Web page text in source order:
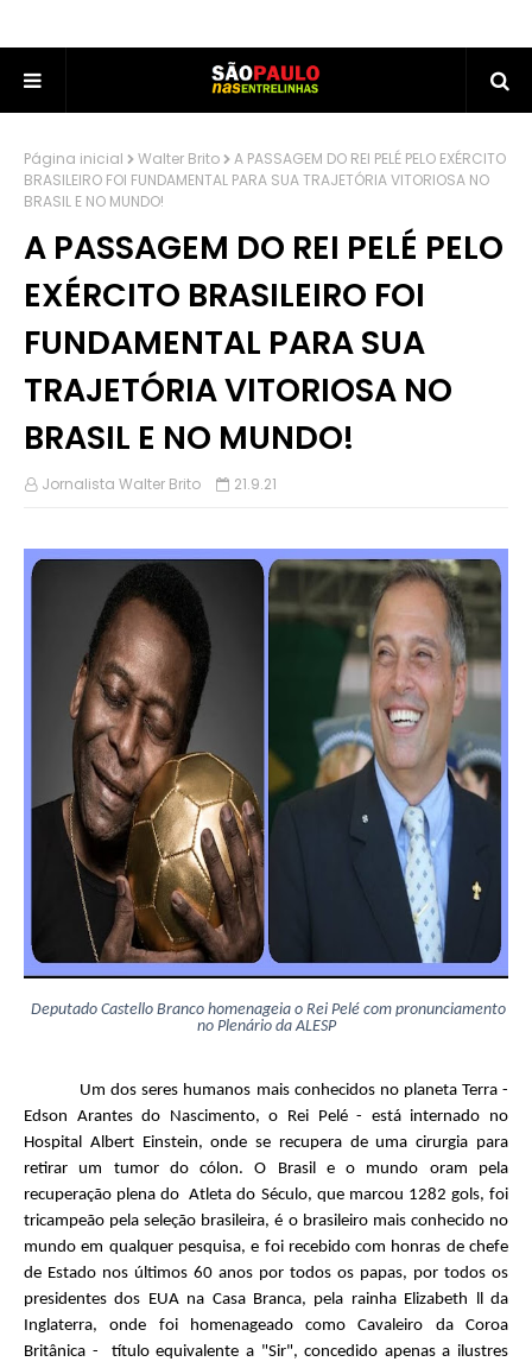
Página inicial Walter Brito
A PASSAGEM DO REI PELÉ PELO EXÉRCITO
BRASILEIRO FOI FUNDAMENTAL PARA SUA TRAJETÓRIA VITORIOSA NO
BRASIL E NO MUNDO!
A PASSAGEM DO REI PELÉ PELO
EXÉRCITO BRASILEIRO FOI
FUNDAMENTAL PARA SUA
TRAJETÓRIA VITORIOSA NO
BRASIL E NO MUNDO!
Jornalista Walter Brito 21.9.21
Deputado Castello Branco homenageia o Rei Pelé com pronunciamento
no Plenário da ALESP
Um dos seres humanos mais conhecidos no planeta Terra -
Edson Arantes do Nascimento, o Rei Pelé - está internado no
Hospital Albert Einstein, onde se recupera de uma cirurgia para
retirar um tumor do cólon. O Brasil e o mundo oram pela
recuperação plena do Atleta do Século, que marcou 1282 gols, foi
tricampeão pela seleção brasileira, é o brasileiro mais conhecido no
mundo em qualquer pesquisa, e foi recebido com honras de chefe
de Estado nos últimos 60 anos por todos os papas, por todos os
presidentes dos EUA na Casa Branca, pela rainha Elizabeth ll da
Inglaterra, onde foi homenageado como Cavaleiro da Coroa
Britânica - título equivalente a "Sir", concedido apenas a ilustres